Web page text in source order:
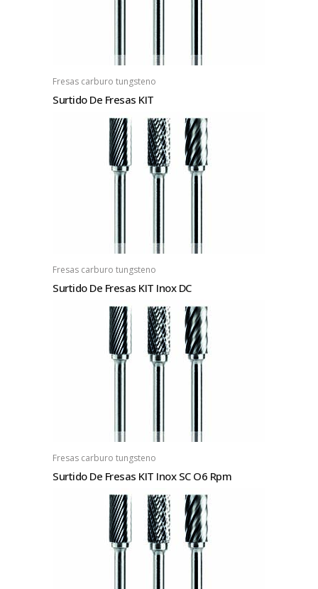
Fresas carburo tungsteno
Surtido De Fresas KIT
Fresas carburo tungsteno
Surtido De Fresas KIT Inox DC
Fresas carburo tungsteno
Surtido De Fresas KIT Inox SC O6 Rpm